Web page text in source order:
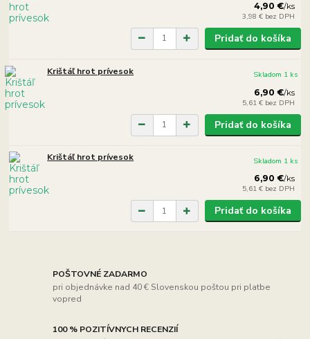
4,90 €/ks
3,98 € bez DPH
Pridať do košíka
Krištáľ hrot prívesok
6,90 €/ks
5,61 € bez DPH
Skladom 1 ks
Pridať do košíka
Krištáľ hrot prívesok
6,90 €/ks
5,61 € bez DPH
Skladom 1 ks
Pridať do košíka
POŠTOVNÉ ZADARMO
pri objednávke nad 40 € Slovenskou poštou pri platbe
vopred
100 % POZITÍVNYCH RECENZIÍ